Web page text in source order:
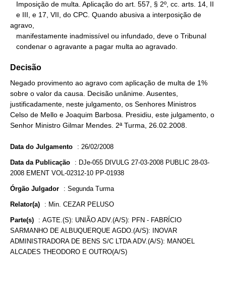
agravo,
   condenar o agravante a pagar multa ao agravado.
Decisão
Negado provimento ao agravo com aplicação de multa de 1%
sobre o valor da causa. Decisão unânime. Ausentes,
justificadamente, neste julgamento, os Senhores Ministros
Celso de Mello e Joaquim Barbosa. Presidiu, este julgamento, o
Senhor Ministro Gilmar Mendes. 2ª Turma, 26.02.2008.
Data do Julgamento : 26/02/2008
Data da Publicação : DJe-055 DIVULG 27-03-2008 PUBLIC 28-03-
2008 EMENT VOL-02312-10 PP-01938
Órgão Julgador : Segunda Turma
Relator(a) : Min. CEZAR PELUSO
Parte(s) : AGTE.(S): UNIÃO ADV.(A/S): PFN - FABRÍCIO
SARMANHO DE ALBUQUERQUE AGDO.(A/S): INOVAR
ADMINISTRADORA DE BENS S/C LTDA ADV.(A/S): MANOEL
ALCADES THEODORO E OUTRO(A/S)